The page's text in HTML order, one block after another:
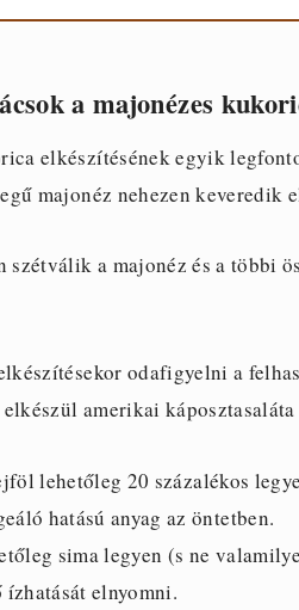
a majonézes
elkészítésének egyik
majonéz nehezen keveredik
szétválik a majonéz és a többi
odafigyelni a
amerikai
lehetőleg 20 százalékos
hatású anyag az öntetben.
sima legyen (s ne
ízhatását elnyomni.